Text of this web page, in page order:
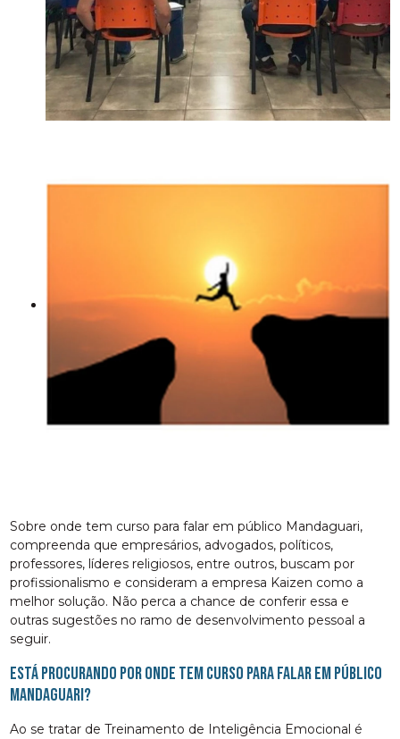
Sobre onde tem curso para falar em público Mandaguari,
compreenda que empresários, advogados, políticos,
professores, líderes religiosos, entre outros, buscam por
profissionalismo e consideram a empresa Kaizen como a
melhor solução. Não perca a chance de conferir essa e
outras sugestões no ramo de desenvolvimento pessoal a
seguir.
Está procurando por onde tem curso para falar em público
Mandaguari?
Ao se tratar de Treinamento de Inteligência Emocional é